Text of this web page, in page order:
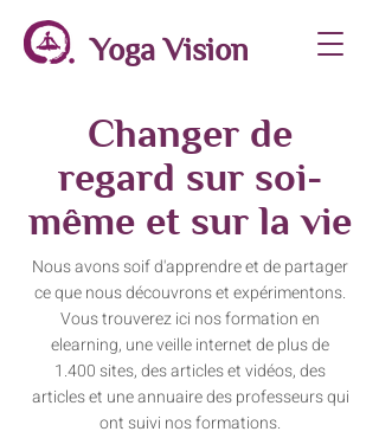
Yoga Vision
Changer de
regard sur soi-
même et sur la vie
Nous avons soif d'apprendre et de partager
ce que nous découvrons et expérimentons.
Vous trouverez ici nos formation en
elearning, une veille internet de plus de
1.400 sites, des articles et vidéos, des
articles et une annuaire des professeurs qui
ont suivi nos formations.